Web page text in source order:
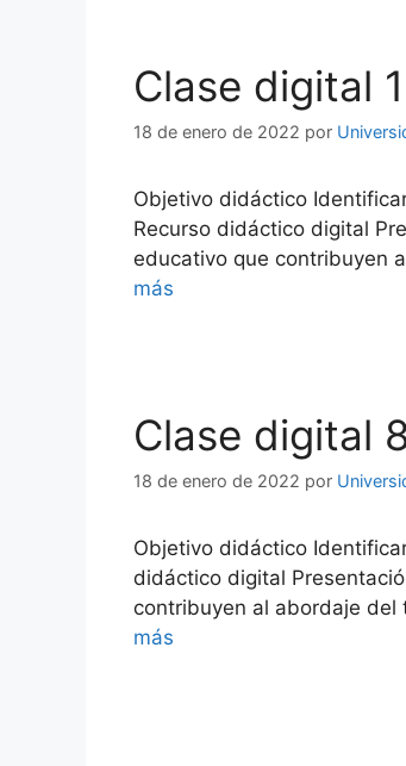
Clase digital
18 de enero de 2022 por
Objetivo didáctico
Recurso didáctico digital
educativo que contribuyen
más
Clase digital
18 de enero de 2022 por
Objetivo didáctico
didáctico digital
contribuyen al abordaje del
más